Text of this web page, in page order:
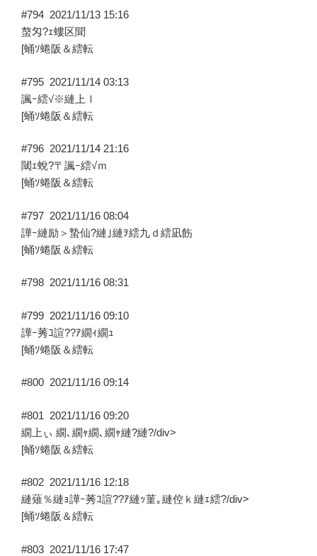
#794 2021/11/13 15:16
螯匁?ｪ螻区聞
[蛹ｿ蜷阪＆繧転
#795 2021/11/14 03:13
諷ｰ繧√※縺上ｌ
[蛹ｿ蜷阪＆繧転
#796 2021/11/14 21:16
閾ｪ蛻?〒諷ｰ繧√ｍ
[蛹ｿ蜷阪＆繧転
#797 2021/11/16 08:04
譁ｰ縺励＞蟄仙?縺｣縺ｦ繧九ｄ繧凪飭
[蛹ｿ蜷阪＆繧転
#798 2021/11/16 08:31
#799 2021/11/16 09:10
譁ｰ莠ｺ諠??ｱ繝ｨ繝ｭ
[蛹ｿ蜷阪＆繧転
#800 2021/11/16 09:14
#801 2021/11/16 09:20
繝上ぃ 繝､繝ｬ繝､繝ｬ縺?縺?/div>
[蛹ｿ蜷阪＆繧転
#802 2021/11/16 12:18
縺薙％縺ｮ譁ｰ莠ｺ諠??ｱ縺ｯ菫｡縺倥ｋ縺ｪ繧?/div>
[蛹ｿ蜷阪＆繧転
#803 2021/11/16 17:47